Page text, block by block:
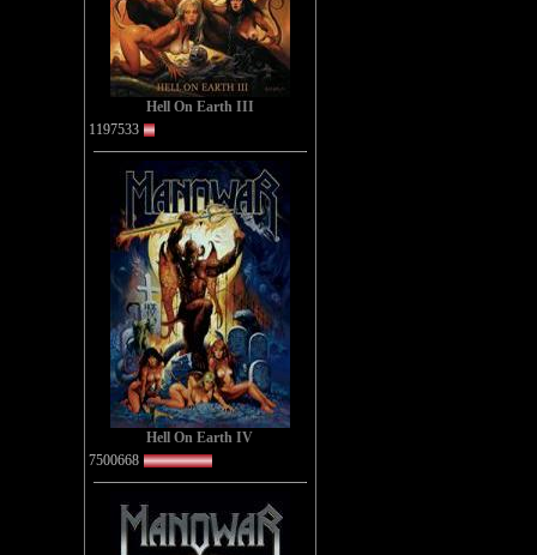
Hell On Earth III
1197533
Hell On Earth IV
7500668